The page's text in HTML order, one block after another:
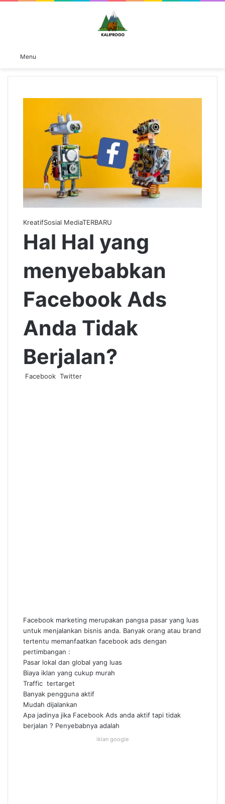
Menu
KreatifSosial MediaTERBARU
Hal Hal yang
menyebabkan
Facebook Ads
Anda Tidak
Berjalan?
Facebook Twitter
Facebook marketing merupakan pangsa pasar yang luas
untuk menjalankan bisnis anda. Banyak orang atau brand
tertentu memanfaatkan facebook ads dengan
pertimbangan :
Pasar lokal dan global yang luas
Biaya iklan yang cukup murah
Traffic tertarget
Banyak pengguna aktif
Mudah dijalankan
Apa jadinya jika Facebook Ads anda aktif tapi tidak
berjalan ? Penyebabnya adalah
iklan google